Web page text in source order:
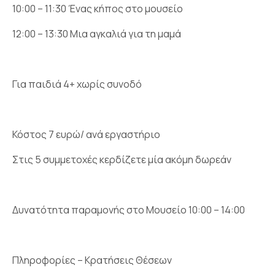
10:00 – 11:30 Ένας κήπος στο μουσείο
12:00 – 13:30 Μια αγκαλιά για τη μαμά
Για παιδιά 4+ χωρίς συνοδό
Κόστος 7 ευρώ/ ανά εργαστήριο
Στις 5 συμμετοχές κερδίζετε μία ακόμη δωρεάν
Δυνατότητα παραμονής στο Μουσείο 10:00 – 14:00
Πληροφορίες – Κρατήσεις Θέσεων